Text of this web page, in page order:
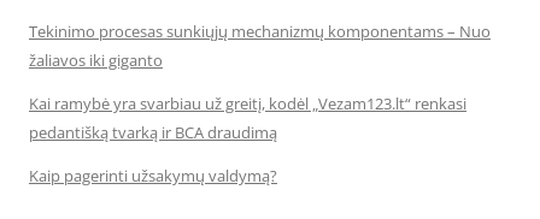
Tekinimo procesas sunkiųjų mechanizmų komponentams – Nuo
žaliavos iki giganto
Kai ramybė yra svarbiau už greitį, kodėl „Vezam123.lt“ renkasi
pedantišką tvarką ir BCA draudimą
Kaip pagerinti užsakymų valdymą?